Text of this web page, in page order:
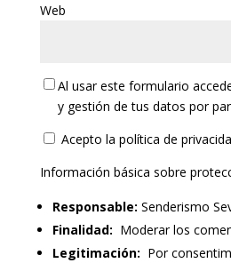
Web
Al usar este formulario
y gestión de tus datos por
Acepto la política de
Información básica sobre
Responsable: Senderismo
Finalidad: Moderar los
Legitimación: Por